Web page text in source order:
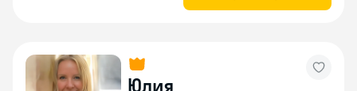
Юлия